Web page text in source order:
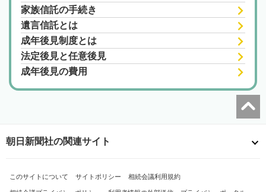
家族信託の手続き
遺言信託とは
成年後見制度とは
法定後見と任意後見
成年後見の費用
朝日新聞社の関連サイト
このサイトについて サイトポリシー 相続会議利用規約